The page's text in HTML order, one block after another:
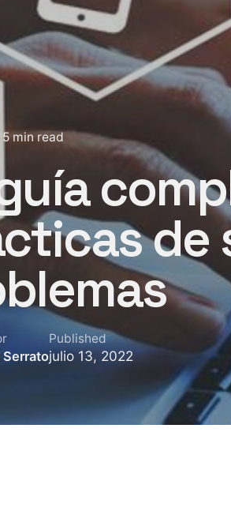
5 min read
de
Serrato
Published
julio 13, 2022